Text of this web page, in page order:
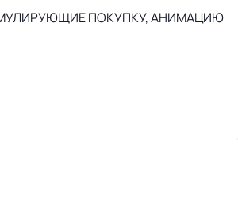
ПОКУПКУ, АНИМАЦИЮ